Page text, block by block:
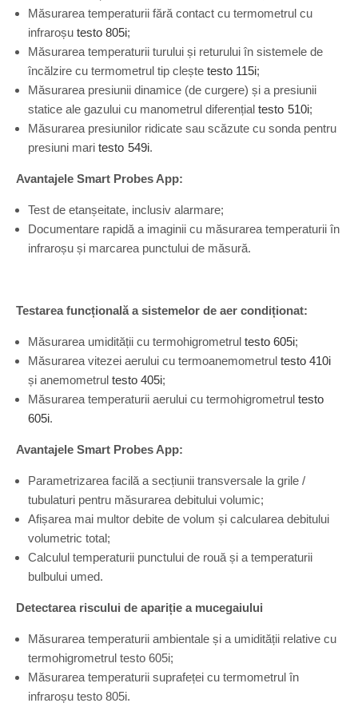
Măsurarea temperaturii fără contact cu termometrul cu
infraroșu testo 805i;
Măsurarea temperaturii turului și returului în sistemele de
încălzire cu termometrul tip clește testo 115i;
Măsurarea presiunii dinamice (de curgere) și a presiunii
statice ale gazului cu manometrul diferențial testo 510i;
Măsurarea presiunilor ridicate sau scăzute cu sonda pentru
presiuni mari testo 549i.
Avantajele Smart Probes App:
Test de etanșeitate, inclusiv alarmare;
Documentare rapidă a imaginii cu măsurarea temperaturii în
infraroșu și marcarea punctului de măsură.
Testarea funcțională a sistemelor de aer condiționat:
Măsurarea umidității cu termohigrometrul testo 605i;
Măsurarea vitezei aerului cu termoanemometrul testo 410i
și anemometrul testo 405i;
Măsurarea temperaturii aerului cu termohigrometrul testo
605i.
Avantajele Smart Probes App:
Parametrizarea facilă a secțiunii transversale la grile /
tubulaturi pentru măsurarea debitului volumic;
Afișarea mai multor debite de volum și calcularea debitului
volumetric total;
Calculul temperaturii punctului de rouă și a temperaturii
bulbului umed.
Detectarea riscului de apariție a mucegaiului
Măsurarea temperaturii ambientale și a umidității relative cu
termohigrometrul testo 605i;
Măsurarea temperaturii suprafeței cu termometrul în
infraroșu testo 805i.